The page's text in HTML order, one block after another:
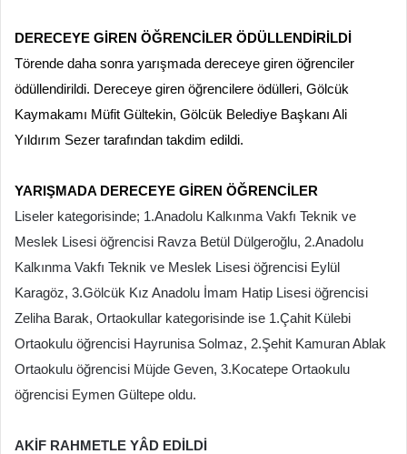
DERECEYE GİREN ÖĞRENCİLER ÖDÜLLENDİRİLDİ
Törende daha sonra yarışmada dereceye giren öğrenciler
ödüllendirildi. Dereceye giren öğrencilere ödülleri, Gölcük
Kaymakamı Müfit Gültekin, Gölcük Belediye Başkanı Ali
Yıldırım Sezer tarafından takdim edildi.
YARIŞMADA DERECEYE GİREN ÖĞRENCİLER
Liseler kategorisinde; 1.Anadolu Kalkınma Vakfı Teknik ve
Meslek Lisesi öğrencisi Ravza Betül Dülgeroğlu, 2.Anadolu
Kalkınma Vakfı Teknik ve Meslek Lisesi öğrencisi Eylül
Karagöz, 3.Gölcük Kız Anadolu İmam Hatip Lisesi öğrencisi
Zeliha Barak, Ortaokullar kategorisinde ise 1.Çahit Külebi
Ortaokulu öğrencisi Hayrunisa Solmaz, 2.Şehit Kamuran Ablak
Ortaokulu öğrencisi Müjde Geven, 3.Kocatepe Ortaokulu
öğrencisi Eymen Gültepe oldu.
AKİF RAHMETLE YÂD EDİLDİ